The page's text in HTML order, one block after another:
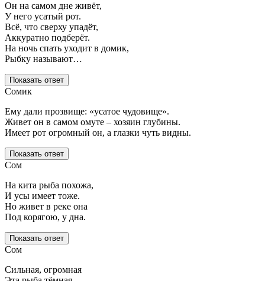
Он на самом дне живёт,
У него усатый рот.
Всё, что сверху упадёт,
Аккуратно подберёт.
На ночь спать уходит в домик,
Рыбку называют…
Показать ответ
Сомик
Ему дали прозвище: «усатое чудовище».
Живет он в самом омуте – хозяин глубины.
Имеет рот огромный он, а глазки чуть видны.
Показать ответ
Сом
На кита рыба похожа,
И усы имеет тоже.
Но живет в реке она
Под корягою, у дна.
Показать ответ
Сом
Сильная, огромная